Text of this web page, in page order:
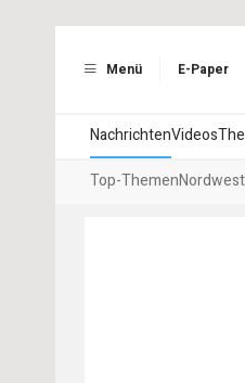
Menü E-Paper
NachrichtenVideos
Top-ThemenNordwest